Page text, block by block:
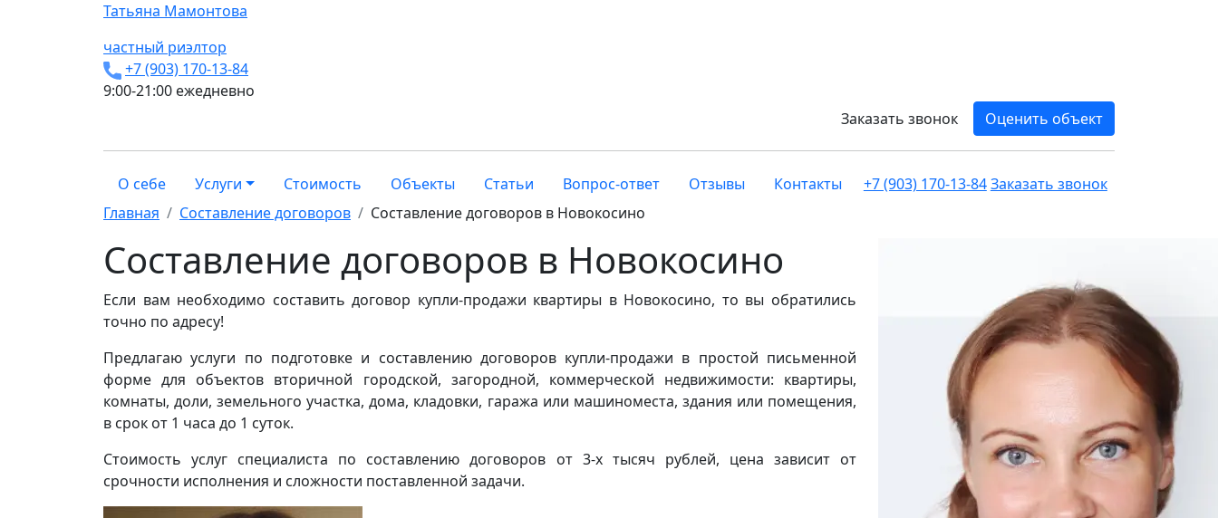
Татьяна Мамонтова
частный риэлтор
+7 (903) 170-13-84
9:00-21:00 ежедневно
Заказать звонок
Оценить объект
О себе Услуги Стоимость Объекты Статьи Вопрос-ответ Отзывы Контакты +7 (903) 170-13-84Заказать звонок
Главная
Составление договоров Составление договоров в Новокосино
Составление договоров в Новокосино
Если вам необходимо составить договор купли-продажи квартиры в Новокосино, то вы обратились
точно по адресу!
Предлагаю услуги по подготовке и составлению договоров купли-продажи в простой письменной
форме для объектов вторичной городской, загородной, коммерческой недвижимости: квартиры,
комнаты, доли, земельного участка, дома, кладовки, гаража или машиноместа, здания или помещения,
в срок от 1 часа до 1 суток.
Стоимость услуг специалиста по составлению договоров от 3-х тысяч рублей, цена зависит от
срочности исполнения и сложности поставленной задачи.